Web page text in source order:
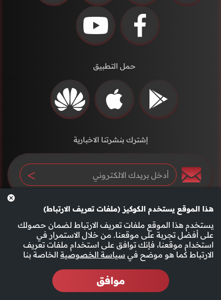
هذا الموقع يستخدم الكوكيز (ملفات تعريف الارتباط)
يستخدم هذا الموقع ملفات تعريف الارتباط لضمان حصولك
على أفضل تجربة على موقعنا. من خلال الاستمرار في
استخدام موقعنا، فإنك توافق على استخدام ملفات تعريف
الارتباط كما هو موضح في سياسة الخصوصية الخاصة بنا
موافق
حمل التطبيق
إشترك بنشرتنا الاخبارية
سياسة الخصوصية الأحكام والشروط